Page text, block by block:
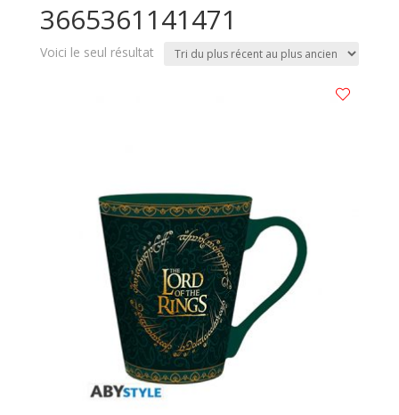
3665361141471
Voici le seul résultat